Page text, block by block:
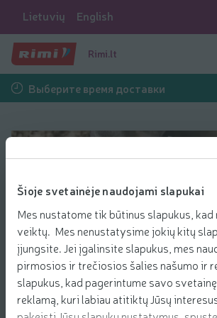
Šioje svetainėje naudojami slapukai
Mes nustatome tik būtinus slapukus, kad
veiktų. Mes nenustatysime jokių kitų
įjungsite. Jei įgalinsite slapukus, mes
pirmosios ir trečiosios šalies našumo ir
slapukus, kad pagerintume savo
reklamą, kuri labiau atitiktų Jūsų
Lietuvių English
Rimi.lt
Выберите время доставки
Мука под знаком «Rinkis
состоит из:
• не менее 6 г / 100 г волокнистого
• 100 % цельного зерна.